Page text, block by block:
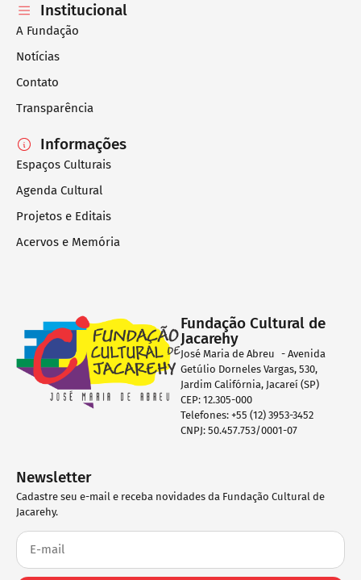
Institucional
A Fundação
Notícias
Contato
Transparência
Informações
Espaços Culturais
Agenda Cultural
Projetos e Editais
Acervos e Memória
Fundação Cultural de
Jacarehy
José Maria de Abreu - Avenida
Getúlio Dorneles Vargas, 530,
Jardim Califórnia, Jacareí (SP)
CEP: 12.305-000
Telefones: +55 (12) 3953-3452
CNPJ: 50.457.753/0001-07
Newsletter
Cadastre seu e-mail e receba novidades da Fundação Cultural de
Jacarehy.